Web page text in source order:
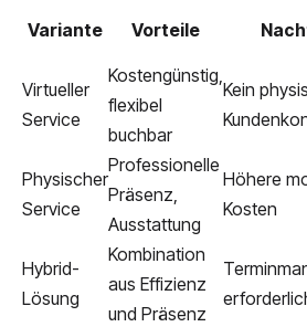
Variante Vorteile
Virtueller
Service
Kostengünstig,
flexibel
buchbar
Kein
Physischer
Service
Professionelle
Präsenz,
Ausstattung
Höhere
Kosten
Hybrid-
Lösung
Kombination
aus Effizienz
und Präsenz